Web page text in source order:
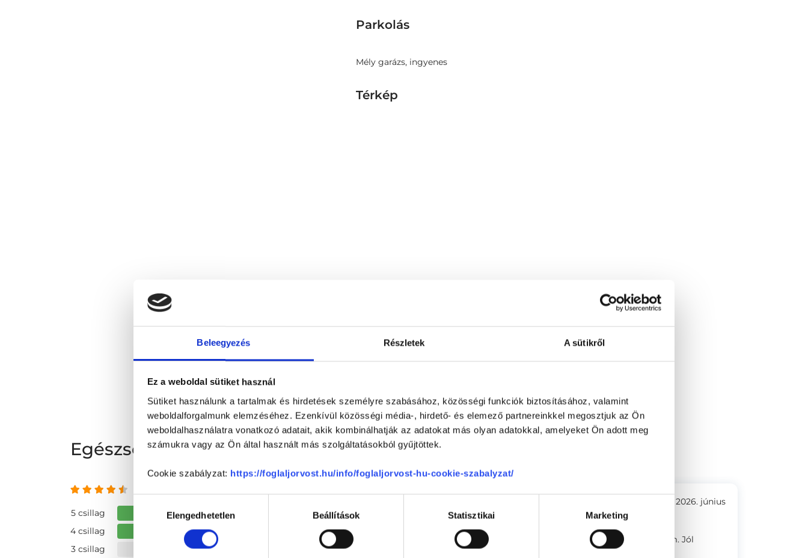
Beleegyezés Részletek A sütikről
Ez a weboldal sütiket használ
Sütiket használunk a tartalmak és hirdetések személyre szabásához, közösségi funkciók biztosításához, valamint
weboldalforgalmunk elemzéséhez. Ezenkívül közösségi média-, hirdető- és elemező partnereinkkel megosztjuk az Ön
weboldalhasználatra vonatkozó adatait, akik kombinálhatják az adatokat más olyan adatokkal, amelyeket Ön adott meg
számukra vagy az Ön által használt más szolgáltatásokból gyűjtöttek.
Cookie szabályzat: https://foglaljorvost.hu/info/foglaljorvost-hu-cookie-szabalyzat/
kiválasztásaElengedhetetlen Beállítások Statisztikai Marketing
Parkolás
Mély garázs, ingyenes
Térkép
1117 Budapest, XI. kerület,Hunyadi János út 19. (Újbuda)
Egészséges Életmód Centrum vélemények
5 csillag
50 %
4 csillag
50 %
3 csillag
0 %
2026. június
Az időpont pontosan be volt tartva. Figyelmeztető jelzéseket kaptam. Jól
megközelíthető helyen van a rendelő.